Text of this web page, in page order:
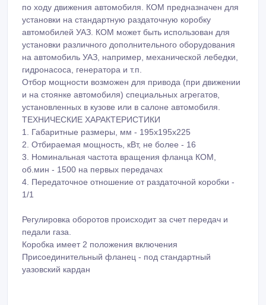
по ходу движения автомобиля. КОМ предназначен для
установки на стандартную раздаточную коробку
автомобилей УАЗ. КОМ может быть использован для
установки различного дополнительного оборудования
на автомобиль УАЗ, например, механической лебедки,
гидронасоса, генератора и т.п.
Отбор мощности возможен для привода (при движении
и на стоянке автомобиля) специальных агрегатов,
установленных в кузове или в салоне автомобиля.
ТЕХНИЧЕСКИЕ ХАРАКТЕРИСТИКИ
1. Габаритные размеры, мм - 195х195х225
2. Отбираемая мощность, кВт, не более - 16
3. Номинальная частота вращения фланца КОМ,
об.мин - 1500 на первых передачах
4. Передаточное отношение от раздаточной коробки -
1/1
Регулировка оборотов происходит за счет передач и
педали газа.
Коробка имеет 2 положения включения
Присоединительный фланец - под стандартный
уазовский кардан